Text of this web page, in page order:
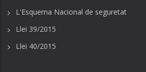
L'Esquema Nacional de seguretat
Llei 39/2015
Llei 40/2015